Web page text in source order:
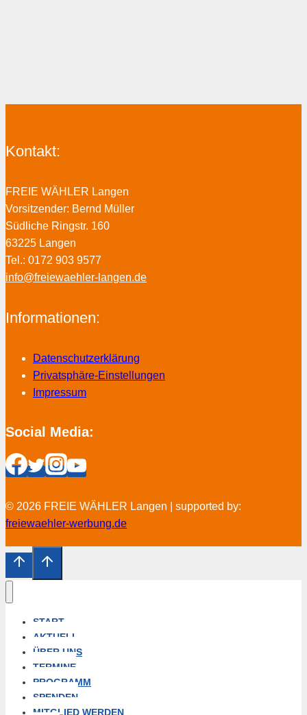
Kontakt:
FREIE WÄHLER Langen
Vorsitzender: Bernd Müller
Südliche Ringstr. 160
63225 Langen
Tel.: 0172 903 9577
info@freiewaehler-langen.de
Informationen:
Datenschutzerklärung
Privatsphäre-Einstellungen
Impressum
Social Media:
© 2026 FREIE WÄHLER Langen | supported by:
freiewaehler-werbung.de
START
AKTUELL
ÜBER UNS
TERMINE
PROGRAMM
SPENDEN
MITGLIED WERDEN